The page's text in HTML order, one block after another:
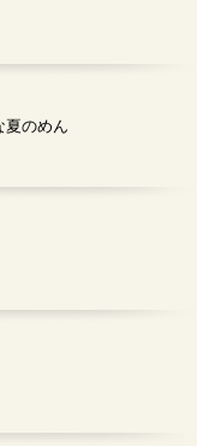
夏のめん